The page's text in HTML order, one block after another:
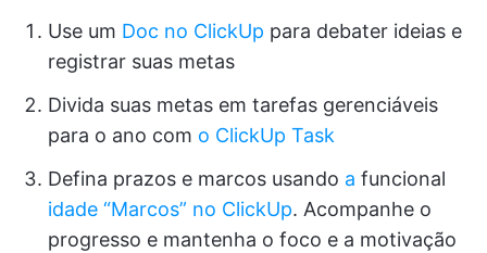
Use um Doc no ClickUp para debater ideias e
registrar suas metas
Divida suas metas em tarefas gerenciáveis
para o ano com o ClickUp Task
Defina prazos e marcos usando a funcional
idade “Marcos” no ClickUp. Acompanhe o
progresso e mantenha o foco e a motivação